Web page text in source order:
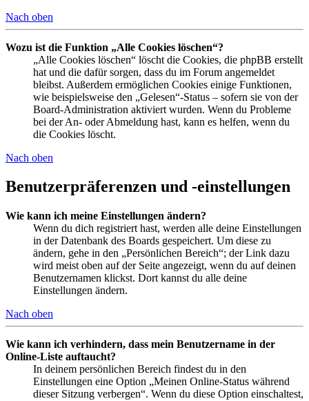
Nach oben
Wozu ist die Funktion „Alle Cookies löschen“?
„Alle Cookies löschen“ löscht die Cookies, die phpBB erstellt
hat und die dafür sorgen, dass du im Forum angemeldet
bleibst. Außerdem ermöglichen Cookies einige Funktionen,
wie beispielsweise den „Gelesen“-Status – sofern sie von der
Board-Administration aktiviert wurden. Wenn du Probleme
bei der An- oder Abmeldung hast, kann es helfen, wenn du
die Cookies löscht.
Nach oben
Benutzerpräferenzen und -einstellungen
Wie kann ich meine Einstellungen ändern?
Wenn du dich registriert hast, werden alle deine Einstellungen
in der Datenbank des Boards gespeichert. Um diese zu
ändern, gehe in den „Persönlichen Bereich“; der Link dazu
wird meist oben auf der Seite angezeigt, wenn du auf deinen
Benutzernamen klickst. Dort kannst du alle deine
Einstellungen ändern.
Nach oben
Wie kann ich verhindern, dass mein Benutzername in der
Online-Liste auftaucht?
In deinem persönlichen Bereich findest du in den
Einstellungen eine Option „Meinen Online-Status während
dieser Sitzung verbergen“. Wenn du diese Option einschaltest,